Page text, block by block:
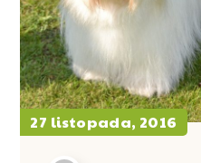
27 listopada, 2016